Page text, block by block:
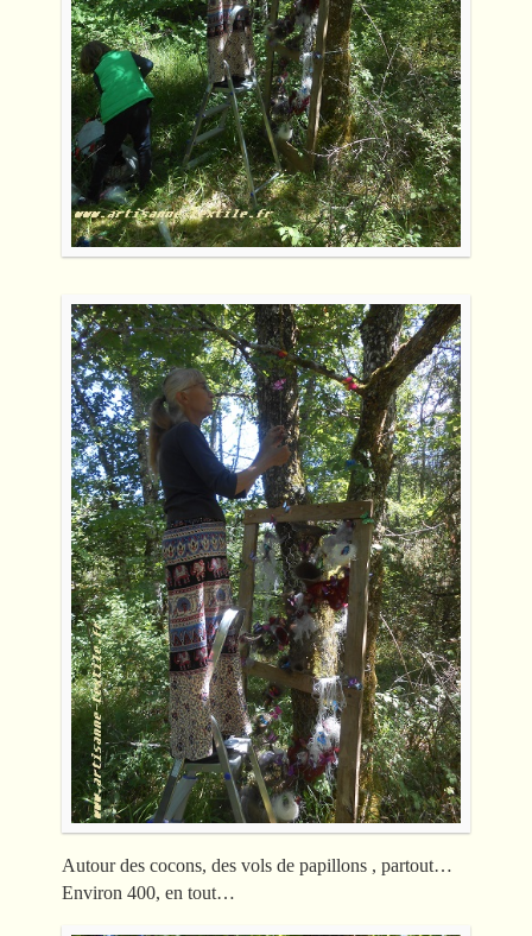
Autour des cocons, des vols de papillons , partout…
Environ 400, en tout…